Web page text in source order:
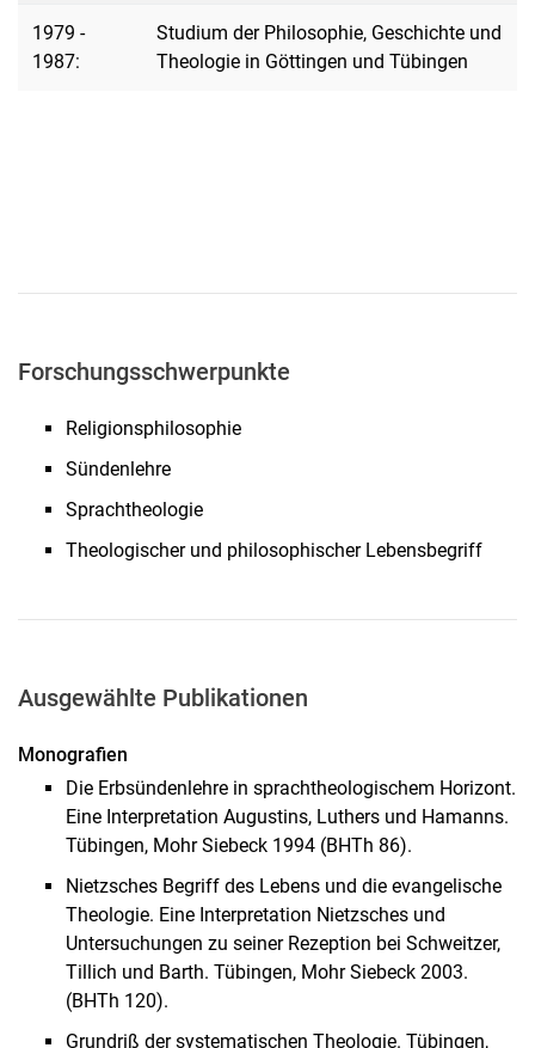
1979 -
1987:
Studium der Philosophie, Geschichte und
Theologie in Göttingen und Tübingen
Forschungsschwerpunkte
Religionsphilosophie
Sündenlehre
Sprachtheologie
Theologischer und philosophischer Lebensbegriff
Ausgewählte Publikationen
Mo­no­gra­fi­en
Die Erbsündenlehre in sprachtheologischem Horizont.
Eine Interpretation Augustins, Luthers und Hamanns.
Tübingen, Mohr Siebeck 1994 (BHTh 86).
Nietzsches Begriff des Lebens und die evangelische
Theologie. Eine Interpretation Nietzsches und
Untersuchungen zu seiner Rezeption bei Schweitzer,
Tillich und Barth. Tübingen, Mohr Siebeck 2003.
(BHTh 120).
Grundriß der systematischen Theologie. Tübingen,